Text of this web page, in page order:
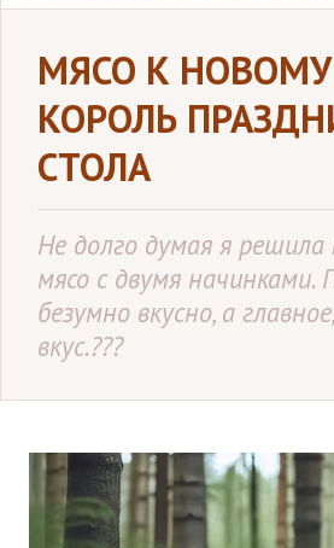
МЯСО К
КОРОЛЬ
СТОЛА
Не долго думая я
мясо с двумя начинками.
безумно вкусно, а
вкус.???